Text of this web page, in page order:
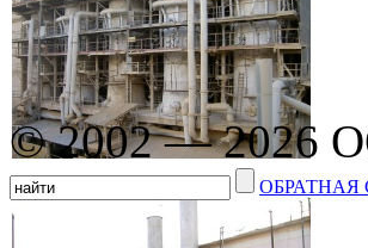
© 2002 — 2026
ОБРАТНАЯ